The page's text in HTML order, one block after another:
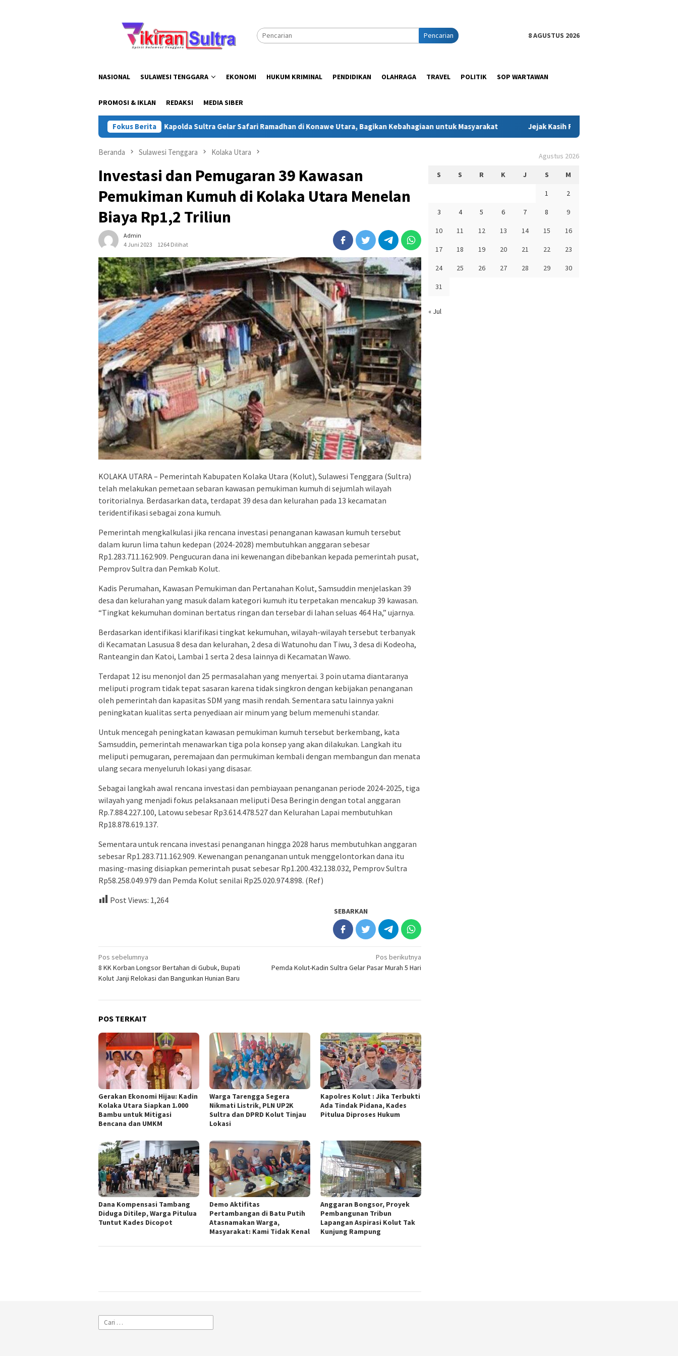
Pencarian
8 AGUSTUS 2026
NASIONAL SULAWESI TENGGARA EKONOMI HUKUM KRIMINAL PENDIDIKAN OLAHRAGA TRAVEL POLITIK SOP WARTAWAN
PROMOSI & IKLAN REDAKSI MEDIA SIBER
Fokus Berita
Kapolda Sultra Gelar Safari Ramadhan di Konawe Utara, Bagikan Kebahagiaan untuk Masyarakat Jejak Kasih Ramadan: Ketika Kadin Sultra Memeluk
Beranda Sulawesi Tenggara Kolaka Utara
Investasi dan Pemugaran 39 Kawasan
Pemukiman Kumuh di Kolaka Utara Menelan
Biaya Rp1,2 Triliun
Admin
4 Juni 2023
1264 Dilihat
KOLAKA UTARA – Pemerintah Kabupaten Kolaka Utara (Kolut), Sulawesi Tenggara (Sultra)
telah melakukan pemetaan sebaran kawasan pemukiman kumuh di sejumlah wilayah
toritorialnya. Berdasarkan data, terdapat 39 desa dan kelurahan pada 13 kecamatan
teridentifikasi sebagai zona kumuh.
Pemerintah mengkalkulasi jika rencana investasi penanganan kawasan kumuh tersebut
dalam kurun lima tahun kedepan (2024-2028) membutuhkan anggaran sebesar
Rp1.283.711.162.909. Pengucuran dana ini kewenangan dibebankan kepada pemerintah pusat,
Pemprov Sultra dan Pemkab Kolut.
Kadis Perumahan, Kawasan Pemukiman dan Pertanahan Kolut, Samsuddin menjelaskan 39
desa dan kelurahan yang masuk dalam kategori kumuh itu terpetakan mencakup 39 kawasan.
“Tingkat kekumuhan dominan bertatus ringan dan tersebar di lahan seluas 464 Ha,” ujarnya.
Berdasarkan identifikasi klarifikasi tingkat kekumuhan, wilayah-wilayah tersebut terbanyak
di Kecamatan Lasusua 8 desa dan kelurahan, 2 desa di Watunohu dan Tiwu, 3 desa di Kodeoha,
Ranteangin dan Katoi, Lambai 1 serta 2 desa lainnya di Kecamatan Wawo.
Terdapat 12 isu menonjol dan 25 permasalahan yang menyertai. 3 poin utama diantaranya
meliputi program tidak tepat sasaran karena tidak singkron dengan kebijakan penanganan
oleh pemerintah dan kapasitas SDM yang masih rendah. Sementara satu lainnya yakni
peningkatan kualitas serta penyediaan air minum yang belum memenuhi standar.
Untuk mencegah peningkatan kawasan pemukiman kumuh tersebut berkembang, kata
Samsuddin, pemerintah menawarkan tiga pola konsep yang akan dilakukan. Langkah itu
meliputi pemugaran, peremajaan dan permukiman kembali dengan membangun dan menata
ulang secara menyeluruh lokasi yang disasar.
Sebagai langkah awal rencana investasi dan pembiayaan penanganan periode 2024-2025, tiga
wilayah yang menjadi fokus pelaksanaan meliputi Desa Beringin dengan total anggaran
Rp.7.884.227.100, Latowu sebesar Rp3.614.478.527 dan Kelurahan Lapai membutuhkan
Rp18.878.619.137.
Sementara untuk rencana investasi penanganan hingga 2028 harus membutuhkan anggaran
sebesar Rp1.283.711.162.909. Kewenangan penanganan untuk menggelontorkan dana itu
masing-masing disiapkan pemerintah pusat sebesar Rp1.200.432.138.032, Pemprov Sultra
Rp58.258.049.979 dan Pemda Kolut senilai Rp25.020.974.898. (Ref)
Post Views: 1,264
SEBARKAN
Navigasi
pos
Pos sebelumnya
8 KK Korban Longsor Bertahan di Gubuk, Bupati
Kolut Janji Relokasi dan Bangunkan Hunian Baru
Pos berikutnya
Pemda Kolut-Kadin Sultra Gelar Pasar Murah 5 Hari
POS TERKAIT
Gerakan Ekonomi Hijau: Kadin
Kolaka Utara Siapkan 1.000
Bambu untuk Mitigasi
Bencana dan UMKM
Warga Tarengga Segera
Nikmati Listrik, PLN UP2K
Sultra dan DPRD Kolut Tinjau
Lokasi
Kapolres Kolut : Jika Terbukti
Ada Tindak Pidana, Kades
Pitulua Diproses Hukum
Dana Kompensasi Tambang
Diduga Ditilep, Warga Pitulua
Tuntut Kades Dicopot
Demo Aktifitas
Pertambangan di Batu Putih
Atasnamakan Warga,
Masyarakat: Kami Tidak Kenal
Anggaran Bongsor, Proyek
Pembangunan Tribun
Lapangan Aspirasi Kolut Tak
Kunjung Rampung
Agustus 2026
S S R K J S M
1 2
3 4 5 6 7 8 9
10 11 12 13 14 15 16
17 18 19 20 21 22 23
24 25 26 27 28 29 30
31
« Jul
Cari
untuk: